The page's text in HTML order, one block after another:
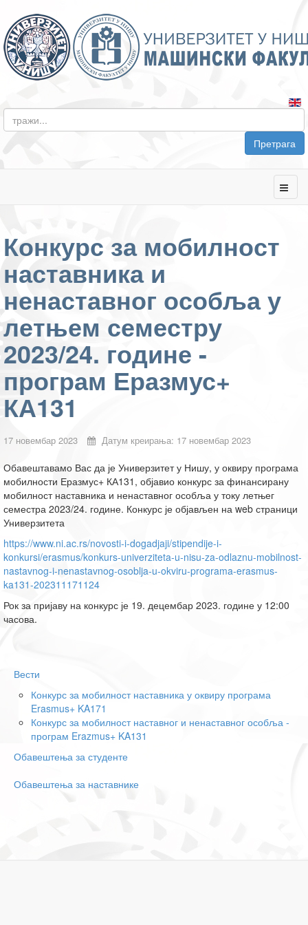
Претрага
Конкурс за мобилност
наставника и
ненаставног особља у
летњем семестру
2023/24. године -
програм Еразмус+
КА131
17 новембар 2023 Датум креирања: 17 новембар 2023
Обавештавамо Вас да је Универзитет у Нишу, у оквиру програма
мобилности Еразмус+ КА131, објавио конкурс за финансирану
мобилност наставника и ненаставног особља у току летњег
семестра 2023/24. године. Конкурс је објављен на web страници
Универзитета
https://www.ni.ac.rs/novosti-i-dogadjaji/stipendije-i-
konkursi/erasmus/konkurs-univerziteta-u-nisu-za-odlaznu-mobilnost-
nastavnog-i-nenastavnog-osoblja-u-okviru-programa-erasmus-
ka131-202311171124
Рок за пријаву на конкурс је 19. децембар 2023. године у 12:00
часова.
Вести
Конкурс за мобилност наставника у оквиру програма
Erasmus+ KA171
Конкурс за мобилност наставног и ненаставног особља -
програм Erazmus+ KA131
Обавештења за студенте
Обавештења за наставнике